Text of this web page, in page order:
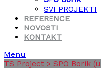
SVI PROJEKTI
REFERENCE
NOVOSTI
KONTAKT
Menu
TS Project > SPO Borik